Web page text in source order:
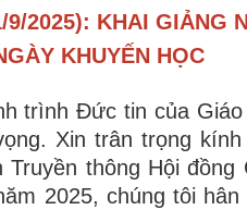
2025): KHAI GIẢNG
KHUYẾN HỌC
trình Đức tin của
Xin trân trọng
thông Hội
2025, chúng tôi